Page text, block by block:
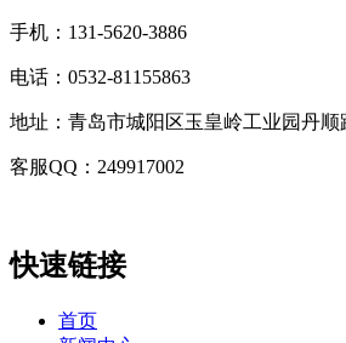
手机：131-5620-3886
电话：0532-81155863
地址：青岛市城阳区玉皇岭工业园丹顺
客服QQ：249917002
快速链接
首页